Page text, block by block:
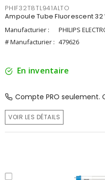
PHIF32T8TL941ALTO
Ampoule Tube Fluorescent 32
Manufacturier :
PHILIPS
# Manufacturier : 479626
En inventaire
Compte PRO
VOIR LES DÉTAILS